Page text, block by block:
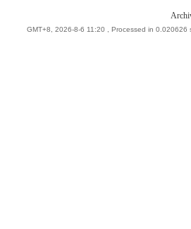
GMT+8, 2026-8-6 11:20 , Processed in 0.020626